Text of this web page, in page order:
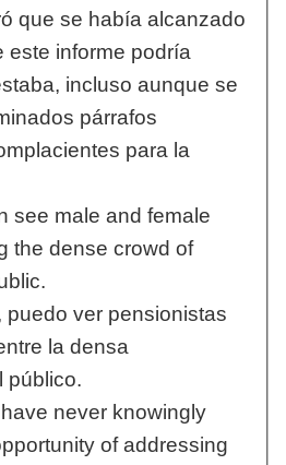
que se había alcanzado
este informe podría
incluso aunque se
párrafos
para la
see male and female
the dense crowd of
puedo ver pensionistas
la densa
público.
never knowingly
of addressing